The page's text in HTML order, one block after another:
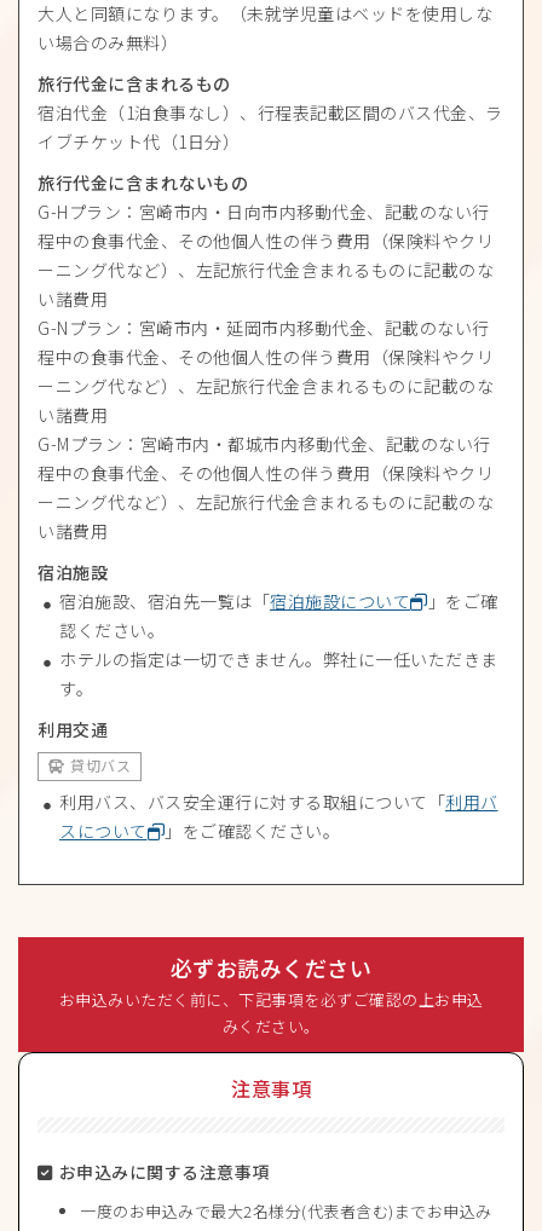
大人と同額になります。（未就学児童はベッドを使用しな
い場合のみ無料）
旅行代金に含まれるもの
宿泊代金（1泊食事なし）、行程表記載区間のバス代金、ラ
イブチケット代（1日分）
旅行代金に含まれないもの
G-Hプラン：宮崎市内・日向市内移動代金、記載のない行
程中の食事代金、その他個人性の伴う費用（保険料やクリ
ーニング代など）、左記旅行代金含まれるものに記載のな
い諸費用
G-Nプラン：宮崎市内・延岡市内移動代金、記載のない行
程中の食事代金、その他個人性の伴う費用（保険料やクリ
ーニング代など）、左記旅行代金含まれるものに記載のな
い諸費用
G-Mプラン：宮崎市内・都城市内移動代金、記載のない行
程中の食事代金、その他個人性の伴う費用（保険料やクリ
ーニング代など）、左記旅行代金含まれるものに記載のな
い諸費用
宿泊施設
宿泊施設、宿泊先一覧は「宿泊施設について
」をご確
認ください。
ホテルの指定は一切できません。弊社に一任いただきま
す。
利用交通
貸切バス
利用バス、バス安全運行に対する取組について「利用バ
スについて
」をご確認ください。
必ずお読みください
お申込みいただく前に、下記事項を必ずご確認の上お申込
みください。
注意事項
お申込みに関する注意事項
一度のお申込みで最大2名様分(代表者含む)までお申込み